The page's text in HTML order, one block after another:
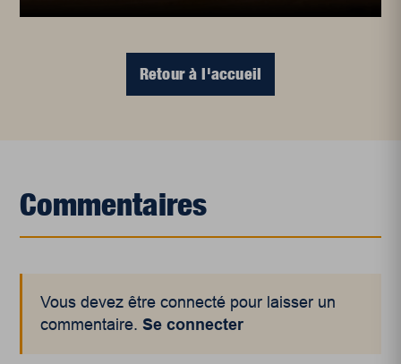
Retour à l'accueil
Commentaires
Vous devez être connecté pour laisser un
commentaire.Se connecter